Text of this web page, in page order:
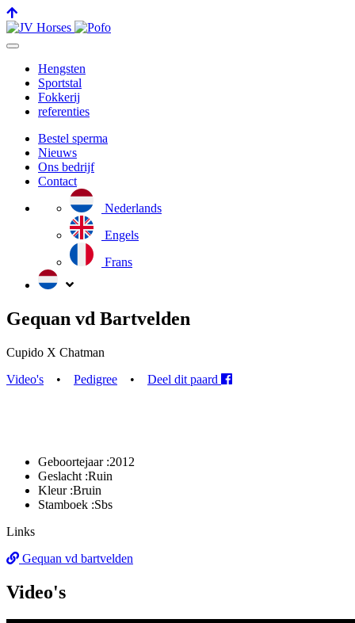
toggle
navigationHengsten
Sportstal
Fokkerij
referenties
Bestel sperma
Nieuws
Ons bedrijf
Contact
Nederlands
Engels
Frans
Gequan vd Bartvelden
Cupido X Chatman
Video's • Pedigree • Deel dit paard
Geboortejaar :2012
Geslacht :Ruin
Kleur :Bruin
Stamboek :Sbs
Links
Gequan vd bartvelden
Video's